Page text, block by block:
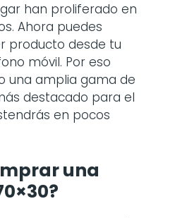
han proliferado en
Ahora puedes
producto desde tu
móvil. Por eso
una amplia gama de
destacado para el
en pocos
una
?